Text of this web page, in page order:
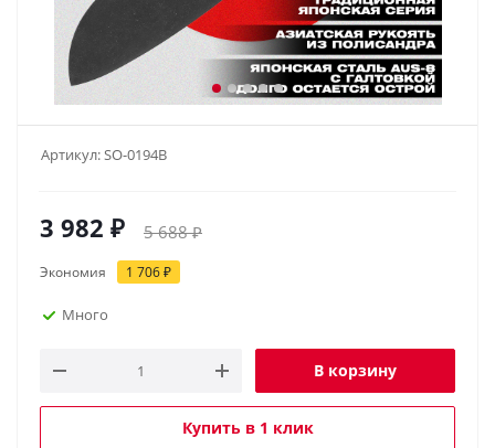
Артикул:SO-0194B
3 982 ₽ 5 688₽
Экономия 1 706₽
Много
В корзину
Купить в 1 клик